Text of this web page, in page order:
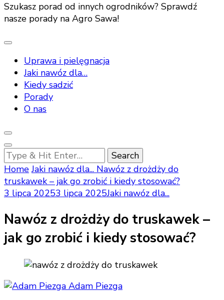
Szukasz porad od innych ogrodników? Sprawdź
nasze porady na Agro Sawa!
Uprawa i pielęgnacja
Jaki nawóz dla…
Kiedy sadzić
Porady
O nas
Looking
for
Something?
Home Jaki nawóz dla... Nawóz z drożdży do
truskawek – jak go zrobić i kiedy stosować?
3 lipca 20253 lipca 2025Jaki nawóz dla...
Nawóz z drożdży do truskawek –
jak go zrobić i kiedy stosować?
Adam Piezga